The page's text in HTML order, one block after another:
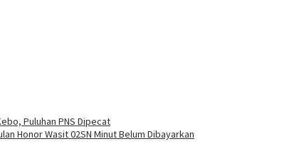
Puluhan PNS Dipecat
Honor Wasit 02SN Minut Belum Dibayarkan